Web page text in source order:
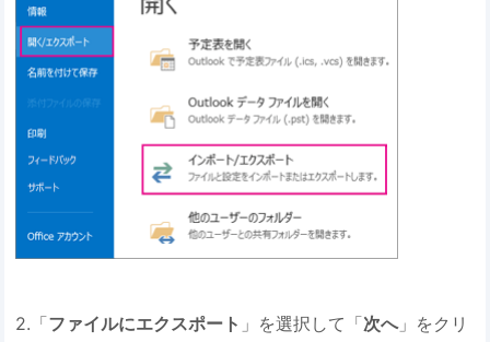
2.「ファイルにエクスポート 」を選択して「次へ」をクリ